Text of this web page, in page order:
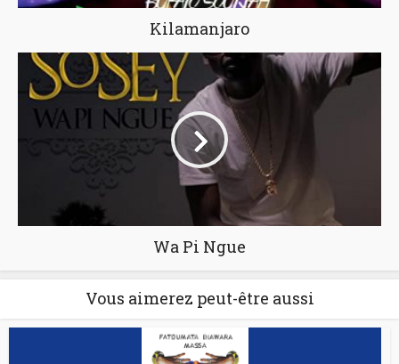
Kilamanjaro
Wa Pi Ngue
Vous aimerez peut-être aussi